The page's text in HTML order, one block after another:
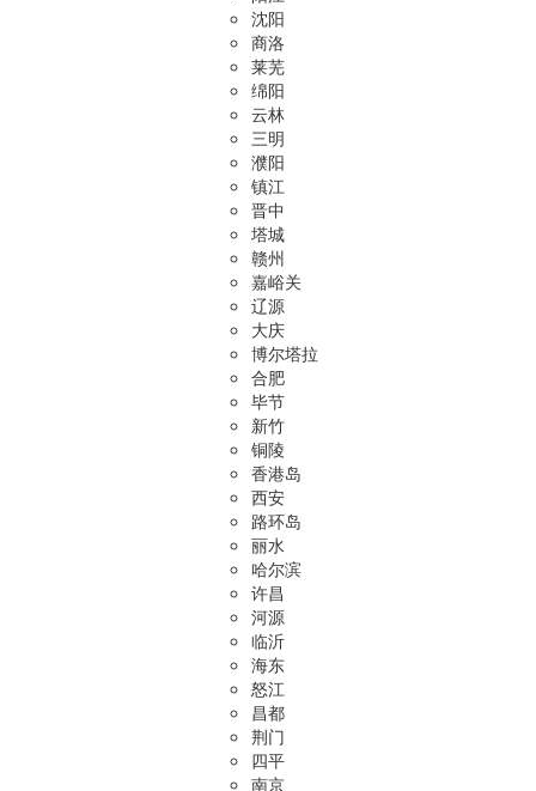
沈阳
商洛
莱芜
绵阳
云林
三明
濮阳
镇江
晋中
塔城
赣州
嘉峪关
辽源
大庆
博尔塔拉
合肥
毕节
新竹
铜陵
香港岛
西安
路环岛
丽水
哈尔滨
许昌
河源
临沂
海东
怒江
昌都
荆门
四平
南京